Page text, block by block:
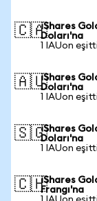
🇨🇦iShares
Doları'na
1 IAUon
🇦🇺iShares
Doları'na
1 IAUon
🇸🇬iShares
Doları'na
1 IAUon
🇨🇭iShares
Frangı'na